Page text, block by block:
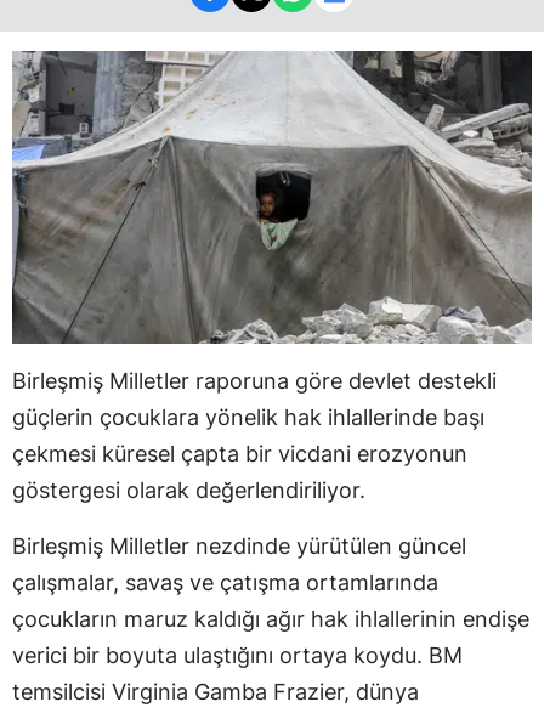
Birleşmiş Milletler raporuna göre devlet destekli
güçlerin çocuklara yönelik hak ihlallerinde başı
çekmesi küresel çapta bir vicdani erozyonun
göstergesi olarak değerlendiriliyor.
Birleşmiş Milletler nezdinde yürütülen güncel
çalışmalar, savaş ve çatışma ortamlarında
çocukların maruz kaldığı ağır hak ihlallerinin endişe
verici bir boyuta ulaştığını ortaya koydu. BM
temsilcisi Virginia Gamba Frazier, dünya